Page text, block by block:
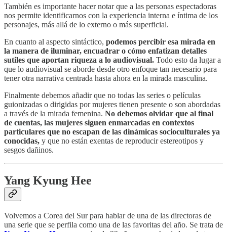
También es importante hacer notar que a las personas espectadoras
nos permite identificarnos con la experiencia interna e íntima de los
personajes, más allá de lo externo o más superficial.
En cuanto al aspecto sintáctico, podemos percibir esa mirada en
la manera de iluminar, encuadrar o cómo enfatizan detalles
sutiles que aportan riqueza a lo audiovisual. Todo esto da lugar a
que lo audiovisual se aborde desde otro enfoque tan necesario para
tener otra narrativa centrada hasta ahora en la mirada masculina.
Finalmente debemos añadir que no todas las series o películas
guionizadas o dirigidas por mujeres tienen presente o son abordadas
a través de la mirada femenina. No debemos olvidar que al final
de cuentas, las mujeres siguen enmarcadas en contextos
particulares que no escapan de las dinámicas socioculturales ya
conocidas, y que no están exentas de reproducir estereotipos y
sesgos dañinos.
Yang Kyung Hee
Volvemos a Corea del Sur para hablar de una de las directoras de
una serie que se perfila como una de las favoritas del año. Se trata de